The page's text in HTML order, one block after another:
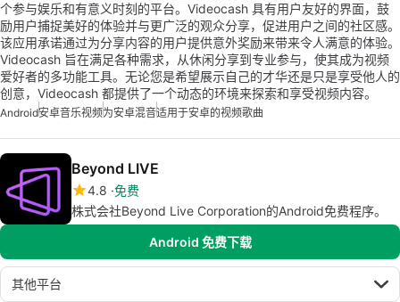
个参与娱乐和有意义时刻的平台。Videocash 具有用户友好的界面，鼓
励用户捕捉美好的体验并与更广泛的观众分享，促进用户之间的社区感。
该应用承诺通过为分享内容的用户提供意外奖励来带来令人满意的体验。
Videocash 旨在满足各种需求，从休闲分享到专业参与，使其成为视频
爱好者的多功能工具。无论您是希望展示自己的才华还是只是享受他人的
创意，Videocash 都提供了一个动态的环境来探索和享受视频内容。
Android安卓音乐视频为安卓混音适用于安卓的视频歌曲
Beyond LIVE
4.8 免费
株式会社Beyond Live Corporation的Android免费程序。
Android 免费下载
其他平台